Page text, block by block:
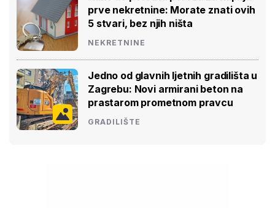
prve nekretnine: Morate znati ovih
5 stvari, bez njih ništa
NEKRETNINE
Jedno od glavnih ljetnih gradilišta u
Zagrebu: Novi armirani beton na
prastarom prometnom pravcu
GRADILIŠTE